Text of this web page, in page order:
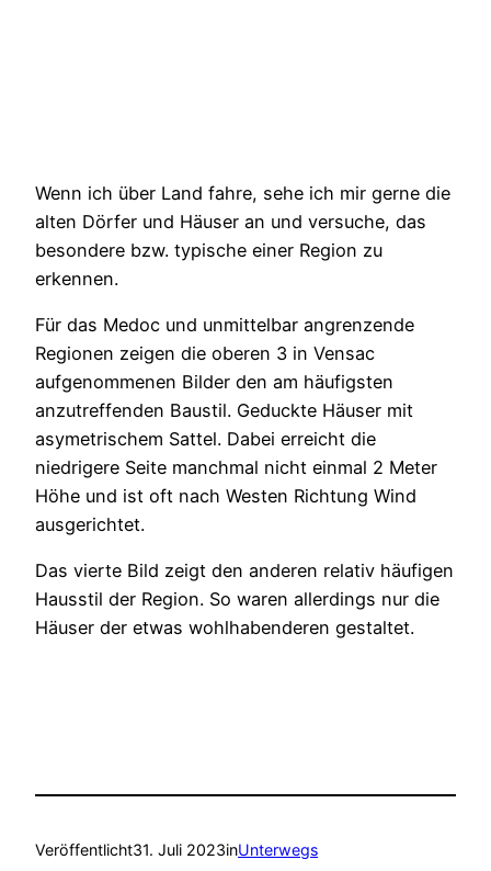
Wenn ich über Land fahre, sehe ich mir gerne die
alten Dörfer und Häuser an und versuche, das
besondere bzw. typische einer Region zu
erkennen.
Für das Medoc und unmittelbar angrenzende
Regionen zeigen die oberen 3 in Vensac
aufgenommenen Bilder den am häufigsten
anzutreffenden Baustil. Geduckte Häuser mit
asymetrischem Sattel. Dabei erreicht die
niedrigere Seite manchmal nicht einmal 2 Meter
Höhe und ist oft nach Westen Richtung Wind
ausgerichtet.
Das vierte Bild zeigt den anderen relativ häufigen
Hausstil der Region. So waren allerdings nur die
Häuser der etwas wohlhabenderen gestaltet.
Veröffentlicht31. Juli 2023inUnterwegs